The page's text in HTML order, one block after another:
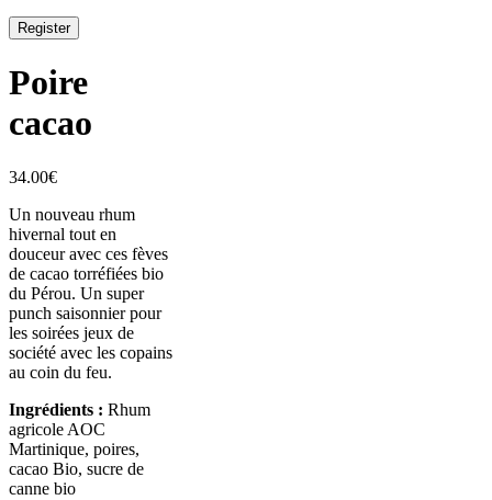
Register
Poire
cacao
34.00€
Un nouveau rhum
hivernal tout en
douceur avec ces fèves
de cacao torréfiées bio
du Pérou. Un super
punch saisonnier pour
les soirées jeux de
société avec les copains
au coin du feu.
Ingrédients : Rhum
agricole AOC
Martinique, poires,
cacao Bio, sucre de
canne bio